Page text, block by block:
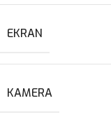
EKRAN
KAMERA